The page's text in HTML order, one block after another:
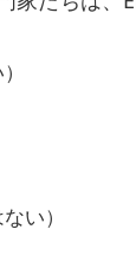
い）